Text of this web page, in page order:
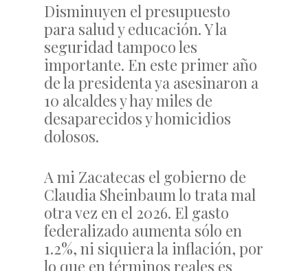
Disminuyen el presupuesto
para salud y educación. Y la
seguridad tampoco les
importante. En este primer año
de la presidenta ya asesinaron a
10 alcaldes y hay miles de
desaparecidos y homicidios
dolosos.
A mi Zacatecas el gobierno de
Claudia Sheinbaum lo trata mal
otra vez en el 2026. El gasto
federalizado aumenta sólo en
1.2%, ni siquiera la inflación, por
lo que en términos reales es